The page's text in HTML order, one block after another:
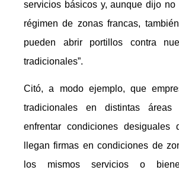
servicios básicos y, aunque dijo no
régimen de zonas francas,
pueden abrir portillos contra
tradicionales”.
Citó, a modo ejemplo, que
tradicionales en distintas
enfrentar condiciones desiguales
llegan firmas en condiciones de
los mismos servicios o